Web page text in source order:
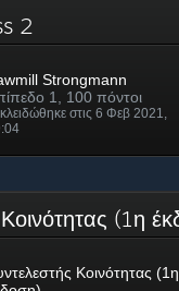
2
Strongmann
1, 100 πόντοι
στις 6 Φεβ 2021,
(1η
Κοινότητας (1η